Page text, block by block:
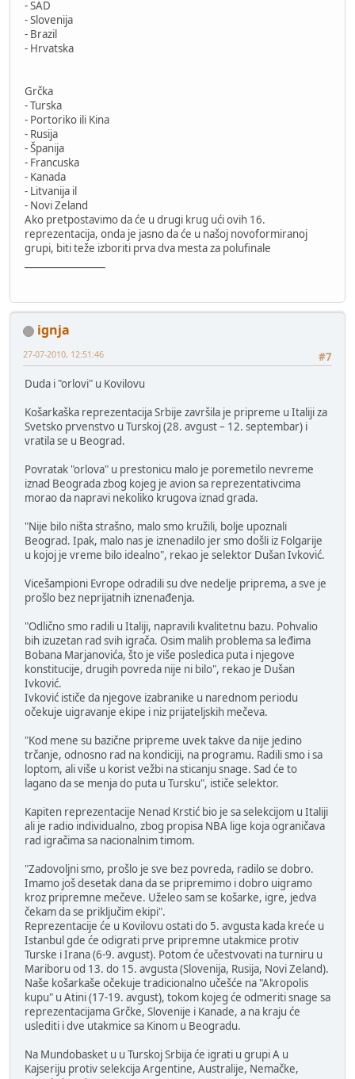
- SAD
- Slovenija
- Brazil
- Hrvatska
Grčka
- Turska
- Portoriko ili Kina
- Rusija
- Španija
- Francuska
- Kanada
- Litvanija il
- Novi Zeland
Ako pretpostavimo da će u drugi krug ući ovih 16.
reprezentacija, onda je jasno da će u našoj novoformiranoj
grupi, biti teže izboriti prva dva mesta za polufinale
ignja
#7
27-07-2010, 12:51:46
Duda i "orlovi" u Kovilovu
Košarkaška reprezentacija Srbije završila je pripreme u Italiji za
Svetsko prvenstvo u Turskoj (28. avgust – 12. septembar) i
vratila se u Beograd.
Povratak "orlova" u prestonicu malo je poremetilo nevreme
iznad Beograda zbog kojeg je avion sa reprezentativcima
morao da napravi nekoliko krugova iznad grada.
"Nije bilo ništa strašno, malo smo kružili, bolje upoznali
Beograd. Ipak, malo nas je iznenadilo jer smo došli iz Folgarije
u kojoj je vreme bilo idealno", rekao je selektor Dušan Ivković.
Vicešampioni Evrope odradili su dve nedelje priprema, a sve je
prošlo bez neprijatnih iznenađenja.
"Odlično smo radili u Italiji, napravili kvalitetnu bazu. Pohvalio
bih izuzetan rad svih igrača. Osim malih problema sa leđima
Bobana Marjanovića, što je više posledica puta i njegove
konstitucije, drugih povreda nije ni bilo", rekao je Dušan
Ivković.
Ivković ističe da njegove izabranike u narednom periodu
očekuje uigravanje ekipe i niz prijateljskih mečeva.
"Kod mene su bazične pripreme uvek takve da nije jedino
trčanje, odnosno rad na kondiciji, na programu. Radili smo i sa
loptom, ali više u korist vežbi na sticanju snage. Sad će to
lagano da se menja do puta u Tursku", ističe selektor.
Kapiten reprezentacije Nenad Krstić bio je sa selekcijom u Italiji
ali je radio individualno, zbog propisa NBA lige koja ograničava
rad igračima sa nacionalnim timom.
"Zadovoljni smo, prošlo je sve bez povreda, radilo se dobro.
Imamo još desetak dana da se pripremimo i dobro uigramo
kroz pripremne mečeve. Uželeo sam se košarke, igre, jedva
čekam da se priključim ekipi".
Reprezentacije će u Kovilovu ostati do 5. avgusta kada kreće u
Istanbul gde će odigrati prve pripremne utakmice protiv
Turske i Irana (6-9. avgust). Potom će učestvovati na turniru u
Mariboru od 13. do 15. avgusta (Slovenija, Rusija, Novi Zeland).
Naše košarkaše očekuje tradicionalno učešće na "Akropolis
kupu" u Atini (17-19. avgust), tokom kojeg će odmeriti snage sa
reprezentacijama Grčke, Slovenije i Kanade, a na kraju će
uslediti i dve utakmice sa Kinom u Beogradu.
Na Mundobasket u u Turskoj Srbija će igrati u grupi A u
Kajseriju protiv selekcija Argentine, Australije, Nemačke,